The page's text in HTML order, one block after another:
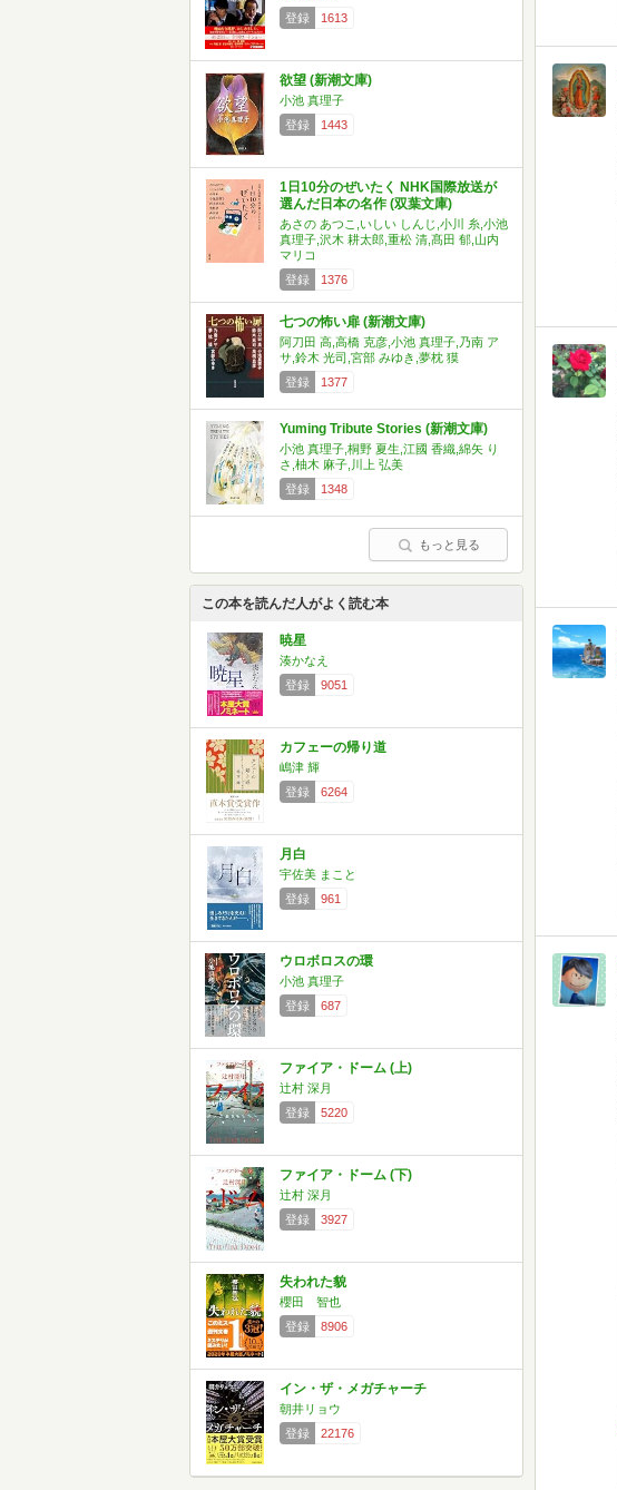
登録
1613
欲望 (新潮文庫)
小池 真理子
登録
1443
1日10分のぜいたく NHK国際放送が
選んだ日本の名作 (双葉文庫)
あさの あつこ,いしい しんじ,小川 糸,小池
真理子,沢木 耕太郎,重松 清,髙田 郁,山内
マリコ
登録
1376
七つの怖い扉 (新潮文庫)
阿刀田 高,高橋 克彦,小池 真理子,乃南 ア
サ,鈴木 光司,宮部 みゆき,夢枕 獏
登録
1377
Yuming Tribute Stories (新潮文庫)
小池 真理子,桐野 夏生,江國 香織,綿矢 り
さ,柚木 麻子,川上 弘美
登録
1348
もっと見る
この本を読んだ人がよく読む本
暁星
湊かなえ
登録
9051
カフェーの帰り道
嶋津 輝
登録
6264
月白
宇佐美 まこと
登録
961
ウロボロスの環
小池 真理子
登録
687
ファイア・ドーム (上)
辻村 深月
登録
5220
ファイア・ドーム (下)
辻村 深月
登録
3927
失われた貌
櫻田 智也
登録
8906
イン・ザ・メガチャーチ
朝井リョウ
登録
22176